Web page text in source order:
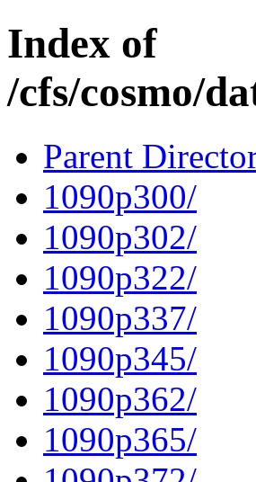
Index of
/cfs/cosmo/
Parent
1090p300/
1090p302/
1090p322/
1090p337/
1090p345/
1090p362/
1090p365/